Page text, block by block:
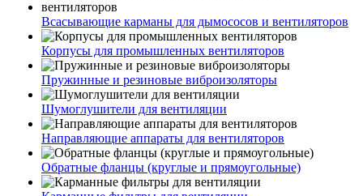
Всасывающие карманы для дымососов и вентиляторов
Корпусы для промышленных вентиляторов
Пружинные и резиновые виброизоляторы
Шумоглушители для вентиляции
Направляющие аппараты для вентиляторов
Обратные фланцы (круглые и прямоугольные)